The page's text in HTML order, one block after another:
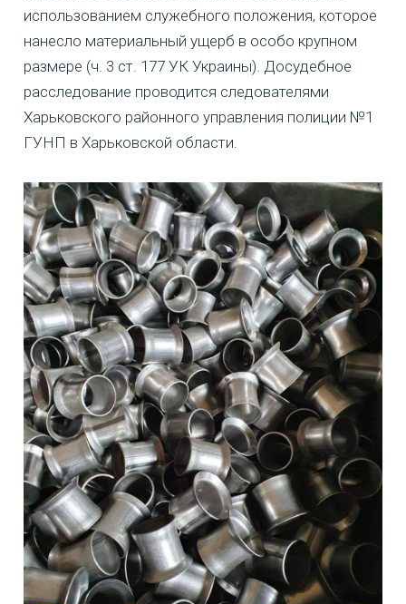
использованием служебного положения, которое
нанесло материальный ущерб в особо крупном
размере (ч. 3 ст. 177 УК Украины). Досудебное
расследование проводится следователями
Харьковского районного управления полиции №1
ГУНП в Харьковской области.